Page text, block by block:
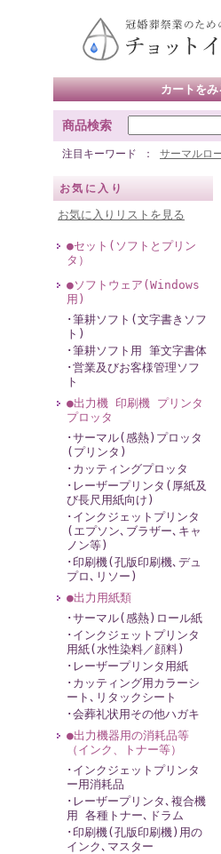
カートをみ
商品検索
注目キーワード サーマルロ
お気に入り
お気に入りリストを見る
●セット(ソフトとプリン
タ）
●ソフトウェア(Windows
用)
･筆耕ソフト(文字書きソフ
ト)
･筆耕ソフト用 筆文字書体
･営業及びお客様管理ソフ
ト
●出力機 印刷機 プリンタ
プロッタ
･サーマル(感熱)プロッタ
(プリンタ)
･カッティングプロッタ
･レーザープリンタ(厚紙及
び長尺用紙向け)
･インクジェットプリンタ
(エプソン､ブラザー､キャ
ノン等)
･印刷機(孔版印刷機､デュ
プロ､リソー)
●出力用紙類
･サーマル(感熱)ロール紙
･インクジェットプリンタ
用紙(水性染料／顔料)
･レーザープリンタ用紙
･カッティング用カラーシ
ート､リタックシート
･会葬礼状用その他ハガキ
●出力機器用の消耗品等
（インク、トナー等）
･インクジェットプリンタ
ー用消耗品
･レーザープリンタ､複合機
用 各種トナー､ドラム
･印刷機(孔版印刷機)用の
インク､マスター